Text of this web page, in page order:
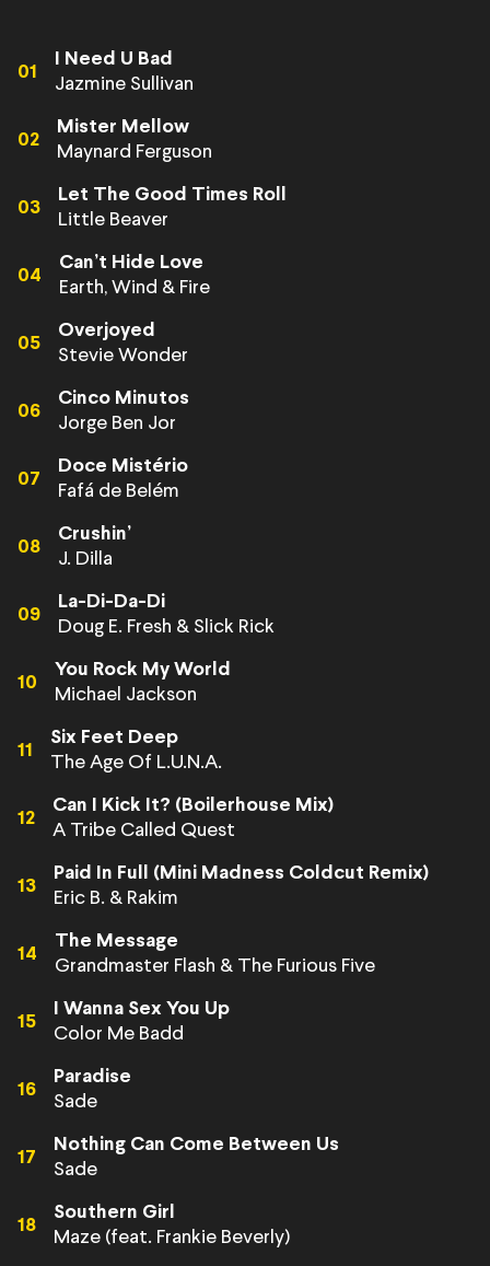
01
I Need U Bad
Jazmine Sullivan
02
Mister Mellow
Maynard Ferguson
03
Let The Good Times Roll
Little Beaver
04
Can’t Hide Love
Earth, Wind & Fire
05
Overjoyed
Stevie Wonder
06
Cinco Minutos
Jorge Ben Jor
07
Doce Mistério
Fafá de Belém
08
Crushin’
J. Dilla
09
La-Di-Da-Di
Doug E. Fresh & Slick Rick
10
You Rock My World
Michael Jackson
11
Six Feet Deep
The Age Of L.U.N.A.
12
Can I Kick It? (Boilerhouse Mix)
A Tribe Called Quest
13
Paid In Full (Mini Madness Coldcut Remix)
Eric B. & Rakim
14
The Message
Grandmaster Flash & The Furious Five
15
I Wanna Sex You Up
Color Me Badd
16
Paradise
Sade
17
Nothing Can Come Between Us
Sade
18
Southern Girl
Maze (feat. Frankie Beverly)